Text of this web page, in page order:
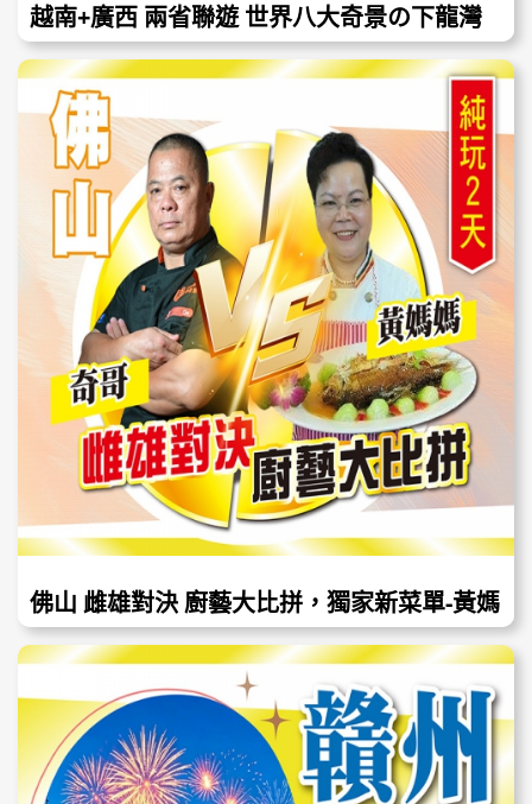
越南+廣西 兩省聯遊 世界八大奇景の下龍灣
打卡南寧之夜 動車5天
佛山 雌雄對決 廚藝大比拼，獨家新菜單-黃媽
媽私房菜&奇哥私房菜，純玩2天，$198